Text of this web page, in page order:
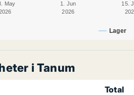
Lager
May
1. Jun
2026
15.
i Tanum
Total